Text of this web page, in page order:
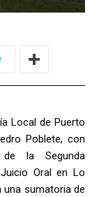
Local de Puerto
Poblete, con
de la Segunda
Oral en Lo
una sumatoria de